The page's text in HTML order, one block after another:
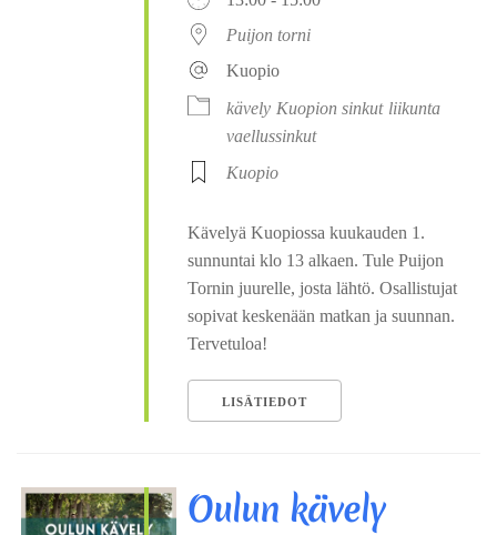
Puijon torni
Kuopio
kävely Kuopion sinkut liikunta
vaellussinkut
Kuopio
Kävelyä Kuopiossa kuukauden 1.
sunnuntai klo 13 alkaen. Tule Puijon
Tornin juurelle, josta lähtö. Osallistujat
sopivat keskenään matkan ja suunnan.
Tervetuloa!
LISÄTIEDOT
Oulun kävely